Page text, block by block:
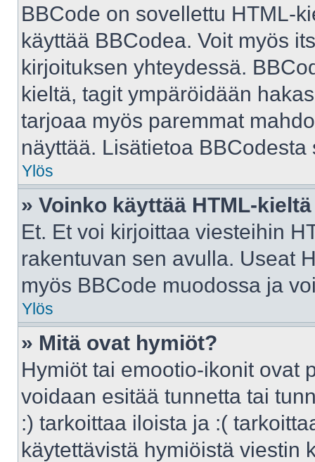
BBCode on sovellettu HTML-
käyttää BBCodea. Voit myös
kirjoituksen yhteydessä.
kieltä, tagit ympäröidään
tarjoaa myös paremmat
näyttää. Lisätietoa
Ylös
» Voinko käyttää HTML-
Et. Et voi kirjoittaa viesteihin
rakentuvan sen avulla. Useat
myös BBCode muodossa ja
Ylös
» Mitä ovat hymiöt?
Hymiöt tai emootio-ikonit ovat
voidaan esitää tunnetta tai
:) tarkoittaa iloista ja :(
käytettävistä hymiöistä viestin